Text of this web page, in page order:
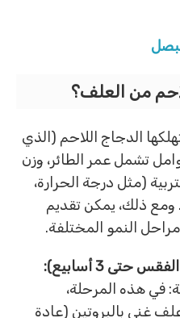
من العلف؟
الدجاج اللاحم (الذي
تشمل عمر الطائر، وزن
(مثل درجة الحرارة،
ومع ذلك، يمكن تقديم
النمو المختلفة.
حتى 3 أسابيع):
في هذه المرحلة،
غني بالبروتين (عادة